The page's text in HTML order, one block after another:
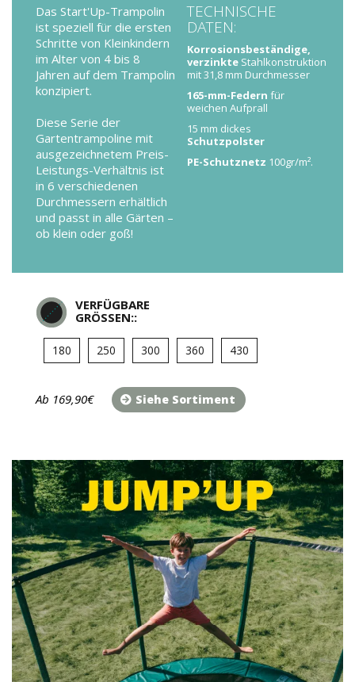
Das Start'Up-Trampolin
ist speziell für die ersten
Schritte von Kleinkindern
im Alter von 4 bis 8
Jahren auf dem Trampolin
konzipiert.
Diese Serie der
Gartentrampoline mit
ausgezeichnetem Preis-
Leistungs-Verhältnis ist
in 6 verschiedenen
Durchmessern erhältlich
und passt in alle Gärten –
ob klein oder goß!
TECHNISCHE
DATEN:
Korrosionsbeständige,
verzinkte Stahlkonstruktion
mit 31,8 mm Durchmesser
165-mm-Federn für
weichen Aufprall
15 mm dickes
Schutzpolster
PE-Schutznetz 100gr/m².
VERFÜGBARE
GRÖSSEN::
180 250 300 360 430
Ab 169,90€ Siehe Sortiment